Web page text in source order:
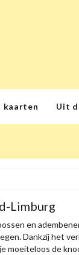
kaarten Uit
Limburg
en
Dankzij het
moeiteloos de